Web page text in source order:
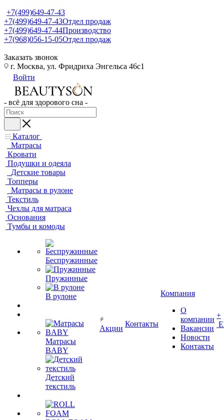
+7(499)649-47-43
+7(499)649-47-43Отдел продаж
+7(499)649-47-44Производство
+7(968)056-15-05Отдел продаж
Заказать звонок
г. Москва, ул. Фридриха Энгельса 46с1
Войти
- всё для здорового сна -
Каталог
Матрасы
Кровати
Подушки и одеяла
Детские товары
Топперы
Матрасы в рулоне
Текстиль
Чехлы для матраса
Основания
Тумбы и комоды
Беспружинные
Пружинные
В рулоне
Матрасы
BABY
Детский
текстиль
Акции
Контакты
Компания
О
компании
Вакансии
Новости
Контакты
+